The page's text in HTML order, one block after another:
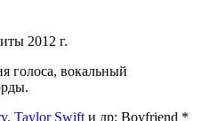
2012 г.
голоса, вокальный
, Taylor Swift и др: Boyfriend *